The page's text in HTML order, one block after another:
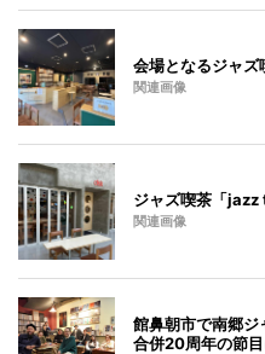
会場となるジャ
関連画像
ジャズ喫茶「
関連画像
館鼻朝市で南郷ジ
合併20周年の節目